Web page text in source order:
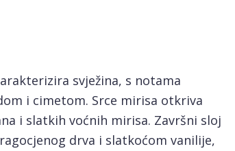
svježina, s notama
i cimetom. Srce mirisa otkriva
i slatkih voćnih mirisa. Završni sloj
drva i slatkoćom vanilije,